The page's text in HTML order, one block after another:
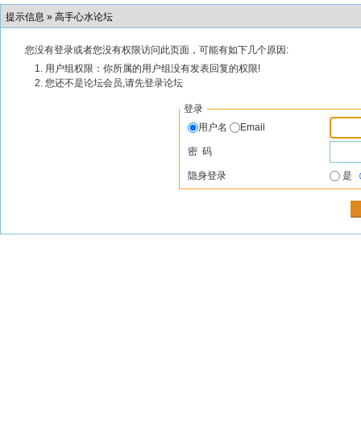
提示信息 » 高手心水论坛
您没有登录或者您没有权限访问此页面，可能有如下几个原因:
用户组权限：你所属的用户组没有发表回复的权限!
您还不是论坛会员,请先登录论坛
登录
用户名
Email
密 码
隐身登录 是